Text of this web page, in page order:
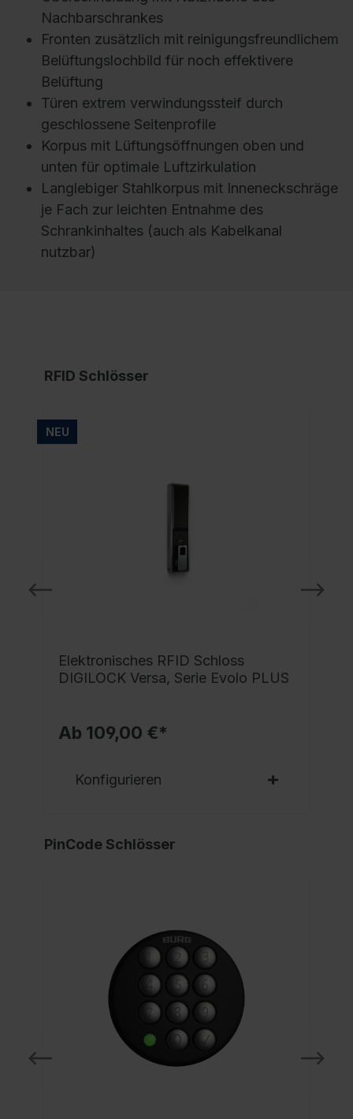
Nachbarschrankes
Fronten zusätzlich mit reinigungsfreundlichem
Belüftungslochbild für noch effektivere
Belüftung
Türen extrem verwindungssteif durch
geschlossene Seitenprofile
Korpus mit Lüftungsöffnungen oben und
unten für optimale Luftzirkulation
Langlebiger Stahlkorpus mit Inneneckschräge
je Fach zur leichten Entnahme des
Schrankinhaltes (auch als Kabelkanal
nutzbar)
RFID Schlösser
NEU
Elektronisches RFID Schloss
DIGILOCK Versa, Serie Evolo PLUS
Ab 109,00 €*
Konfigurieren
PinCode Schlösser